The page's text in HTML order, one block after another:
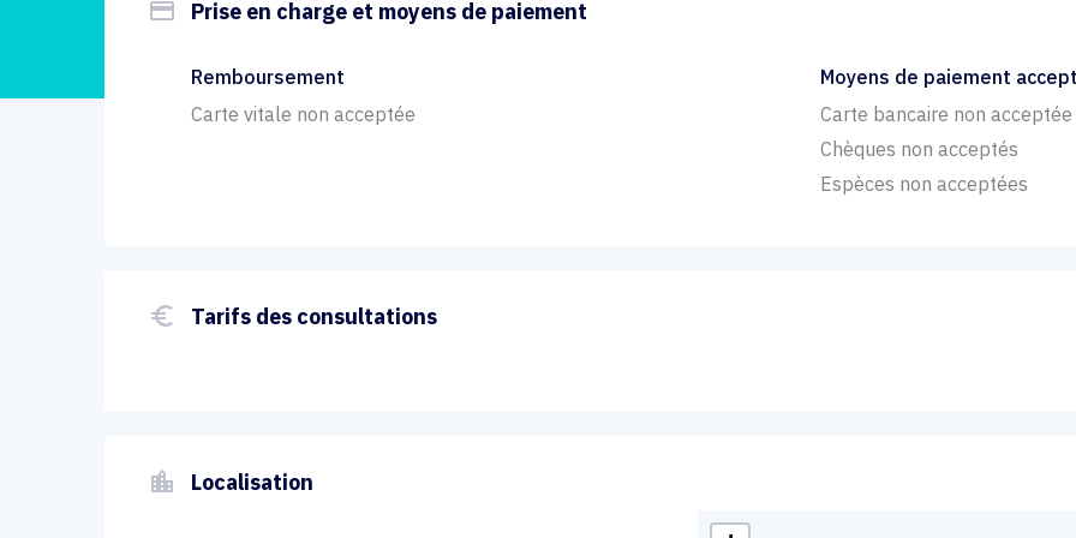
payment Prise en charge et moyens de paiement
Remboursement
Carte vitale non acceptée
Moyens de paiement
Carte bancaire non acceptée
Chèques non acceptés
Espèces non acceptées
euro_symbol Tarifs des consultations
location_city Localisation